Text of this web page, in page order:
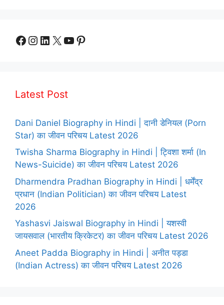
Facebook
Instagram
LinkedIn
X YouTube
Pinterest
Latest Post
Dani Daniel Biography in Hindi | दानी डेनियल (Porn
Star) का जीवन परिचय Latest 2026
Twisha Sharma Biography in Hindi | ट्विशा शर्मा (In
News-Suicide) का जीवन परिचय Latest 2026
Dharmendra Pradhan Biography in Hindi | धर्मेंद्र
प्रधान (Indian Politician) का जीवन परिचय Latest
2026
Yashasvi Jaiswal Biography in Hindi | यशस्वी
जायसवाल (भारतीय क्रिकेटर) का जीवन परिचय Latest 2026
Aneet Padda Biography in Hindi | अनीत पड्डा
(Indian Actress) का जीवन परिचय Latest 2026